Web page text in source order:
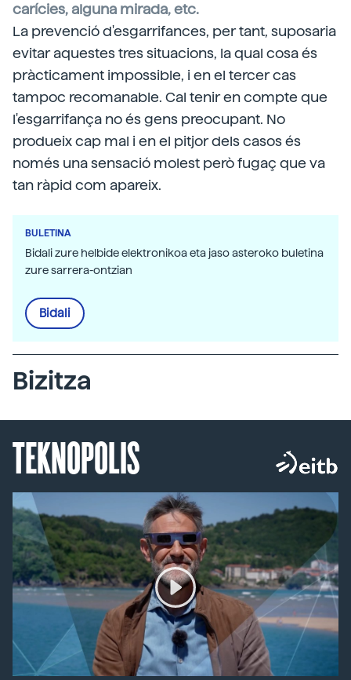
carícies, alguna mirada, etc.
La prevenció d'esgarrifances, per tant, suposaria
evitar aquestes tres situacions, la qual cosa és
pràcticament impossible, i en el tercer cas
tampoc recomanable. Cal tenir en compte que
l'esgarrifança no és gens preocupant. No
produeix cap mal i en el pitjor dels casos és
només una sensació molest però fugaç que va
tan ràpid com apareix.
BULETINA
Bidali zure helbide elektronikoa eta jaso asteroko buletina
zure sarrera-ontzian
Bidali
Bizitza
TEKNOPOLIS